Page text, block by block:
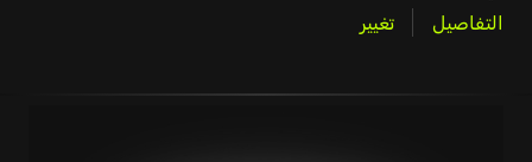
التفاصيل تغيير